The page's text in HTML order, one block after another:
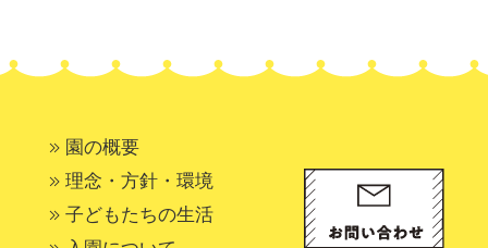
園の概要
理念・方針・環境
子どもたちの生活